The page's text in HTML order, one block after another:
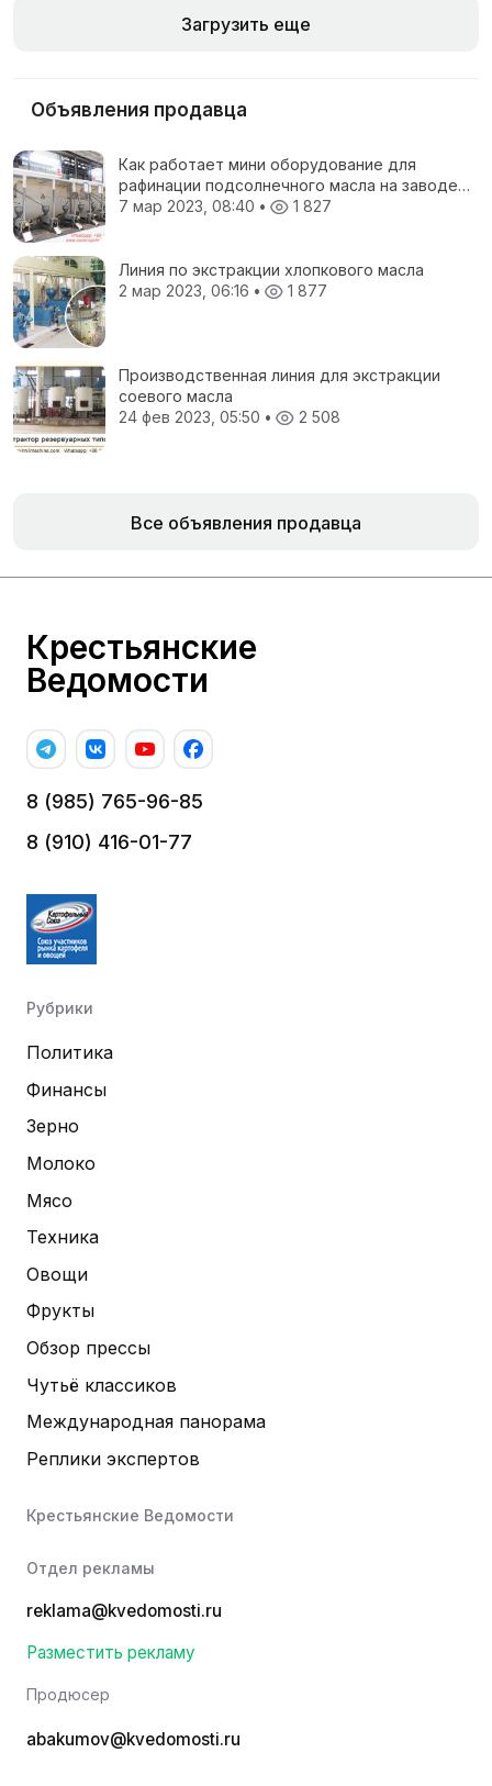
Загрузить еще
Объявления продавца
Как работает мини оборудование для
рафинации подсолнечного масла на заводе
по рафинации масла?
7 мар 2023, 08:40 • 1 827
Линия по экстракции хлопкового масла
2 мар 2023, 06:16 • 1 877
Производственная линия для экстракции
соевого масла
24 фев 2023, 05:50 • 2 508
Все объявления продавца
Крестьянские
Ведомости
8 (985) 765-96-85
8 (910) 416-01-77
Рубрики
Политика
Финансы
Зерно
Молоко
Мясо
Техника
Овощи
Фрукты
Обзор прессы
Чутьё классиков
Международная панорама
Реплики экспертов
Крестьянские Ведомости
Отдел рекламы
reklama@kvedomosti.ru
Разместить рекламу
Продюсер
abakumov@kvedomosti.ru